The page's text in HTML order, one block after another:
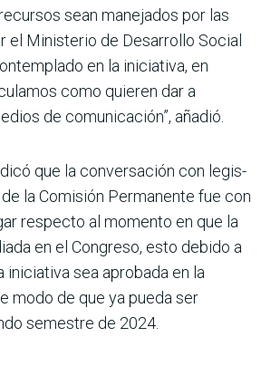
sean manejados por las
el Ministerio de Desarrollo Social
en la iniciativa, en
como quieren dar a
de comuni­cación”, añadió.
que la conversación con legis­
la Comisión Permanente fue con
respecto al momento en que la
en el Congreso, esto debido a
ini­ciativa sea aprobada en la
modo de que ya pueda ser
semestre de 2024.